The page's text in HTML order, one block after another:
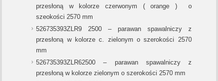
przesłoną w kolorze czerwonym ( orange ) o
szeokości 2570 mm
526735393ZLR9 2500 – parawan spawalniczy z
przesłoną w kolorze c. zielonym o szerokości 2570
mm
526735393ZLR62500 – parawan spawalniczy z
przesłoną w kolorze zielonym o szerokości 2570 mm